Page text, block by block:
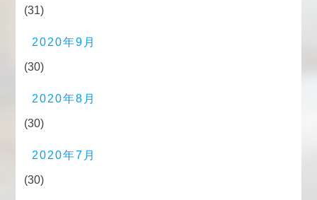
(31)
2020年9月
(30)
2020年8月
(30)
2020年7月
(30)